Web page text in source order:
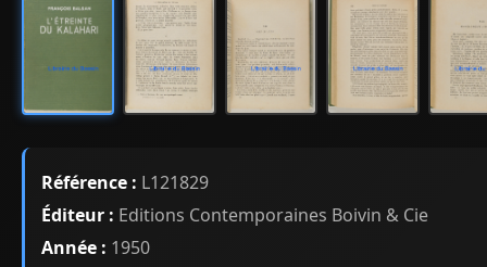
Référence : L121829
Éditeur : Editions Contemporaines Boivin & Cie
Année : 1950